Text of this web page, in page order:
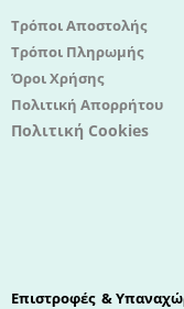
Τρόποι Αποστολής
Τρόποι Πληρωμής
Όροι Χρήσης
Πολιτική Απορρήτου
Πολιτική Cookies
Επιστροφές &